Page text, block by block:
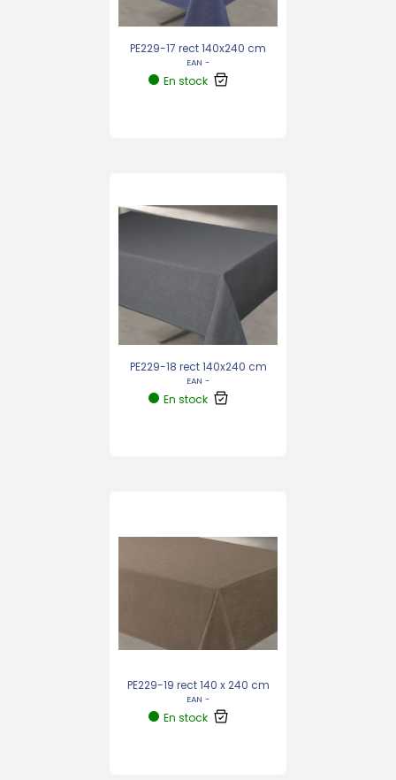
PE229-17 rect 140x240 cm
EAN -
En stock
PE229-18 rect 140x240 cm
EAN -
En stock
PE229-19 rect 140 x 240 cm
EAN -
En stock